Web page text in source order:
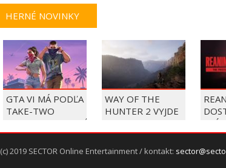
HERNÉ NOVINKY
GTA VI MÁ PODĽA
TAKE-TWO
BEZPRECEDENTNÉ
PREDOBJEDNÁVKY
WAY OF THE
HUNTER 2 VYJDE
PC A KONZOLÁCH
THE
(c) 2019 SECTOR Online Entertainment / kontakt: